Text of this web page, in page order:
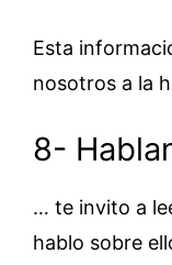
Esta
nosotros a la
8-
… te invito a
hablo sobre